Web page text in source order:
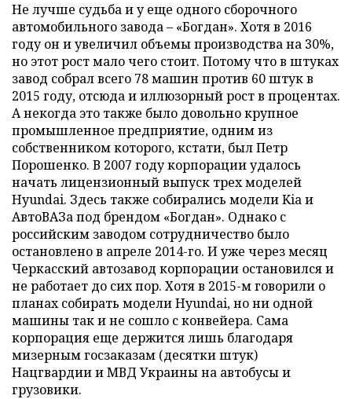
Не лучше судьба и у еще одного сборочного
автомобильного завода – «Богдан». Хотя в 2016
году он и увеличил объемы производства на 30%,
но этот рост мало чего стоит. Потому что в штуках
завод собрал всего 78 машин против 60 штук в
2015 году, отсюда и иллюзорный рост в процентах.
А некогда это также было довольно крупное
промышленное предприятие, одним из
собственником которого, кстати, был Петр
Порошенко. В 2007 году корпорации удалось
начать лицензионный выпуск трех моделей
Hyundai. Здесь также собирались модели Kia и
АвтоВАЗа под брендом «Богдан». Однако с
российским заводом сотрудничество было
остановлено в апреле 2014-го. И уже через месяц
Черкасский автозавод корпорации остановился и
не работает до сих пор. Хотя в 2015-м говорили о
планах собирать модели Hyundai, но ни одной
машины так и не сошло с конвейера. Сама
корпорация еще держится лишь благодаря
мизерным госзаказам (десятки штук)
Нацгвардии и МВД Украины на автобусы и
грузовики.